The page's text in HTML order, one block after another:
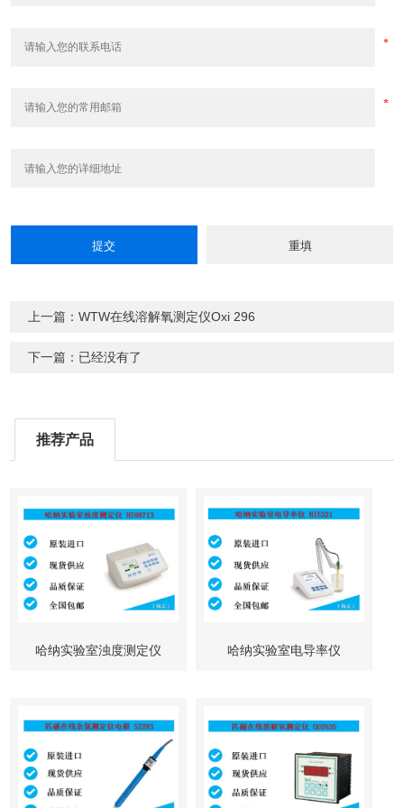
上一篇：WTW在线溶解氧测定仪Oxi 296
下一篇：已经没有了
推荐产品
哈纳实验室浊度测定仪 哈纳实验室电导率仪